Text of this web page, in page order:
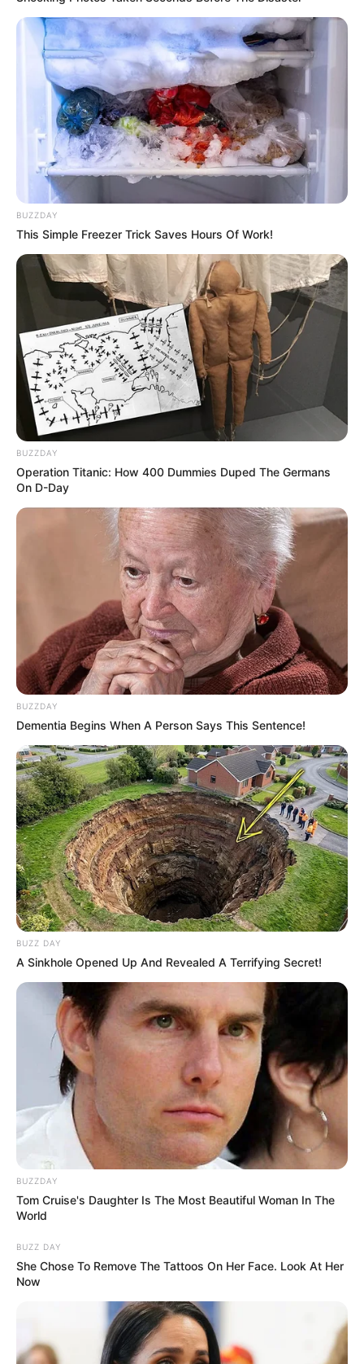
BUZZDAY
This Simple Freezer Trick Saves Hours Of Work!
BUZZDAY
Operation Titanic: How 400 Dummies Duped The Germans
On D-Day
BUZZDAY
Dementia Begins When A Person Says This Sentence!
BUZZ DAY
A Sinkhole Opened Up And Revealed A Terrifying Secret!
BUZZDAY
Tom Cruise's Daughter Is The Most Beautiful Woman In The
World
BUZZ DAY
She Chose To Remove The Tattoos On Her Face. Look At Her
Now